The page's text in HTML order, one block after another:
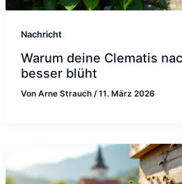
Nachricht
Warum deine Clematis
besser blüht
Von Arne Strauch /11. März 2026